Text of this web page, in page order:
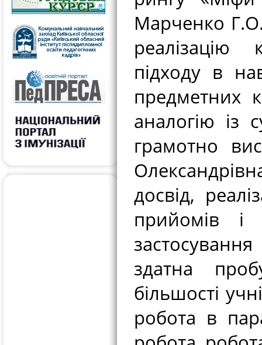
Марченко
реалізацію
підходу в
предметних
аналогію із
грамотно
досвід,
прийомів і
здатна
більшості
робота в